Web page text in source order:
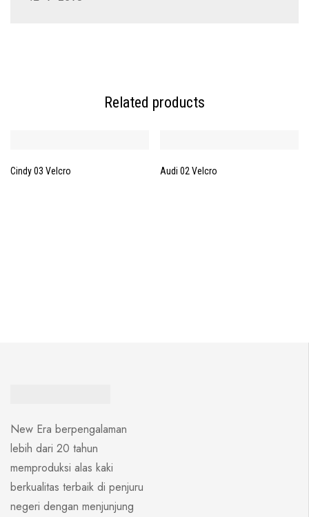
Related products
Cindy 03 Velcro Audi 02 Velcro
New Era berpengalaman
lebih dari 20 tahun
memproduksi alas kaki
berkualitas terbaik di penjuru
negeri dengan menjunjung